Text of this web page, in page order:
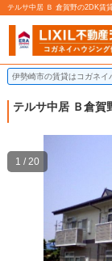
テルサ中居 Ｂ 倉賀野の2DK賃
伊勢崎市の賃貸はコガネイ
テルサ中居 Ｂ倉賀
1 / 20